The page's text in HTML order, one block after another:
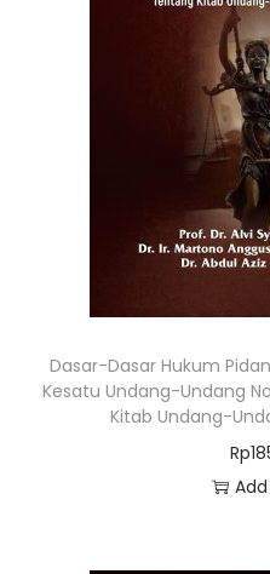
Dasar-Dasar Hukum
Kesatu Undang-Undang
Kitab Undang-
Rp